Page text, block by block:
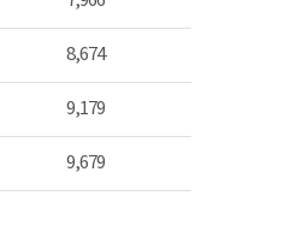
8,674
9,179
9,679